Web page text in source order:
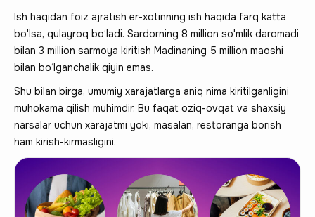
Ish haqidan foiz ajratish er-xotinning ish haqida farq katta
bo'lsa, qulayroq bo‘ladi. Sardorning 8 million so'mlik daromadi
bilan 3 million sarmoya kiritish Madinaning 5 million maoshi
bilan bo‘lganchalik qiyin emas.
Shu bilan birga, umumiy xarajatlarga aniq nima kiritilganligini
muhokama qilish muhimdir. Bu faqat oziq-ovqat va shaxsiy
narsalar uchun xarajatmi yoki, masalan, restoranga borish
ham kirish-kirmasligini.